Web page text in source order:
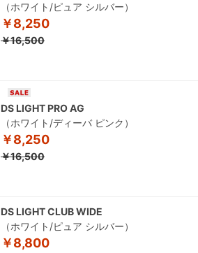
（ホワイト/ピュア シルバー）
￥8,250
￥16,500
DS LIGHT PRO AG
（ホワイト/ディーバ ピンク）
￥8,250
￥16,500
DS LIGHT CLUB WIDE
（ホワイト/ピュア シルバー）
￥8,800